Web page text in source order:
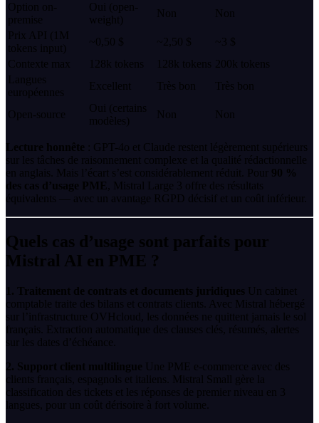
Option on-
premise
Oui (open-
weight)
Non
Non
Prix API (1M
tokens input)
~0,50 $ ~2,50 $
~3 $
Contexte max
128k tokens 128k tokens 200k tokens
Langues
européennes
Excellent Très bon Très bon
Open-source
Oui (certains
modèles)
Non Non
Lecture honnête : GPT-4o et Claude restent légèrement supérieurs
sur les tâches de raisonnement complexe et la qualité rédactionnelle
en anglais. Mais l’écart s’est considérablement réduit. Pour 90 %
des cas d’usage PME , Mistral Large 3 offre des résultats
équivalents — avec un avantage RGPD décisif et un coût inférieur.
Quels cas d’usage sont parfaits pour
Mistral AI en PME ?
1. Traitement de contrats et documents juridiques Un cabinet
comptable traite des bilans et contrats clients. Avec Mistral hébergé
sur l’infrastructure OVHcloud, les données ne quittent jamais le sol
français. Extraction automatique des clauses clés, résumés, alertes
sur les dates d’échéance.
2. Support client multilingue Une PME e-commerce avec des
clients français, espagnols et italiens. Mistral Small gère la
classification des tickets et les réponses de premier niveau en 3
langues, pour un coût dérisoire à fort volume.